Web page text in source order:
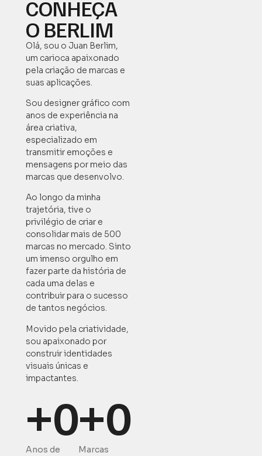
CONHEÇA
O BERLIM
Olá, sou o Juan Berlim,
um carioca apaixonado
pela criação de marcas e
suas aplicações.
Sou designer gráfico com
anos de experiência na
área criativa,
especializado em
transmitir emoções e
mensagens por meio das
marcas que desenvolvo.
Ao longo da minha
trajetória, tive o
privilégio de criar e
consolidar mais de 500
marcas no mercado. Sinto
um imenso orgulho em
fazer parte da história de
cada uma delas e
contribuir para o sucesso
de tantos negócios.
Movido pela criatividade,
sou apaixonado por
construir identidades
visuais únicas e
impactantes.
Anos de
+0
Marcas
+0